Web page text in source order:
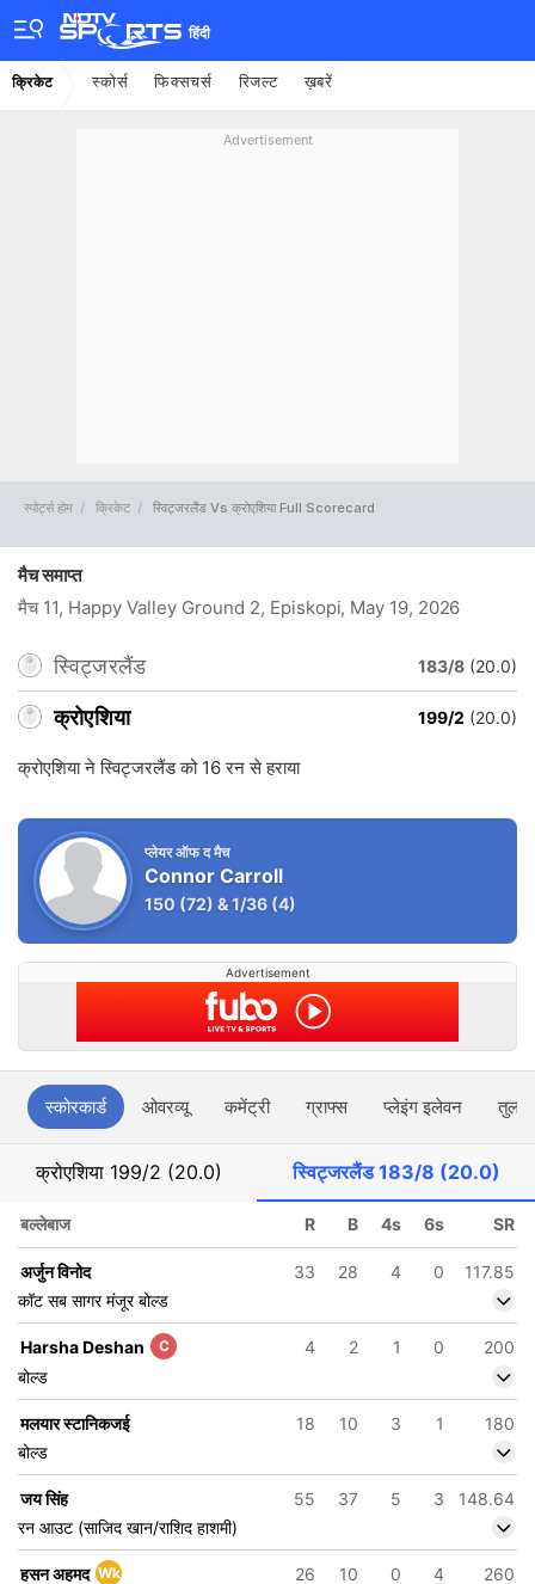
हिंदी
क्रिकेट स्कोर्स फिक्सचर्स रिजल्ट ख़बरें
Advertisement
स्पोर्ट्स होम क्रिकेट स्विट्जरलैंड Vs क्रोएशिया Full Scorecard
मैच समाप्त
मैच 11, Happy Valley Ground 2, Episkopi, May 19, 2026
स्विट्जरलैंड 183/8 (20.0)
क्रोएशिया 199/2 (20.0)
क्रोएशिया ने स्विट्जरलैंड को 16 रन से हराया
प्लेयर ऑफ द मैच
Connor Carroll
150 (72) &1/36 (4)
Advertisement
स्कोरकार्ड ओवरव्यू कमेंट्री ग्राफ्स प्लेइंग इलेवन तुलना
क्रोएशिया 199/2 (20.0) स्विट्जरलैंड183/8 (20.0)
बल्लेबाज R B 4s 6s SR
अर्जुन विनोद 33 28 4 0
117.85
कॉट सब सागर मंजूर बोल्ड
Harsha Deshan C 4 2 1 0
200
बोल्ड
मलयार स्टानिकजई 18 10 3 1
180
बोल्ड
जय सिंह 55 37 5 3
148.64
रन आउट (साजिद खान/राशिद हाशमी)
हसन अहमद Wk 26 10 0 4
260